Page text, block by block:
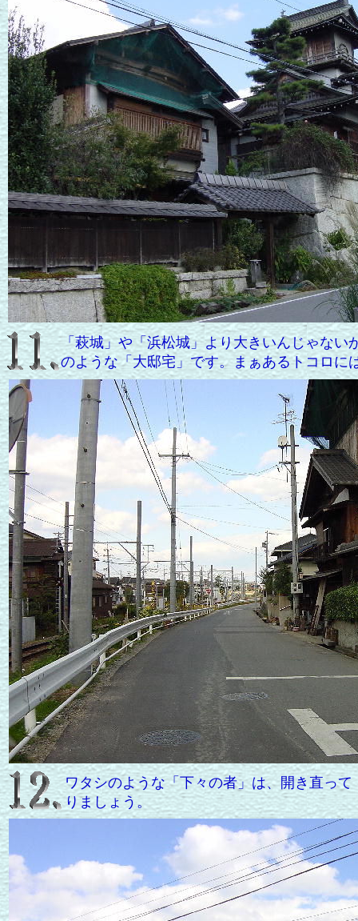
「萩城」や「浜松城」より大きいんじゃない
のような「大邸宅」です。まぁあるトコロに
ワタシのような「下々の者」は、開き直っ
りましょう。